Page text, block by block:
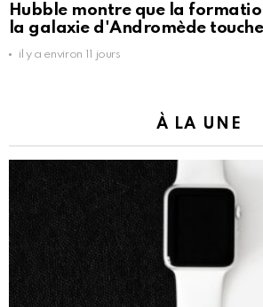
Hubble montre que la
la galaxie d'Andromède
il y a environ 11 jours
À LA UNE